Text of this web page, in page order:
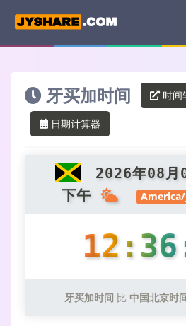
牙买加时间 时间
日期计算器
2026年08月
下午
America/
牙买加时间 比 中国北京时